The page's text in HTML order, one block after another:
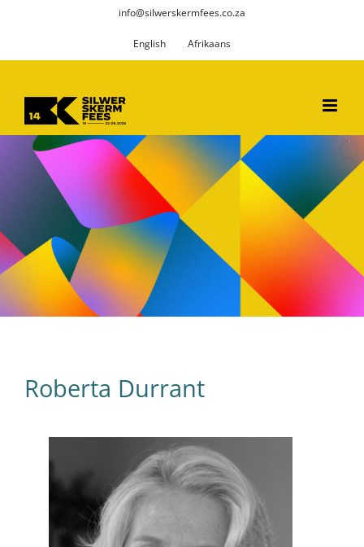
info@silwerskermfees.co.za
English Afrikaans
Roberta Durrant